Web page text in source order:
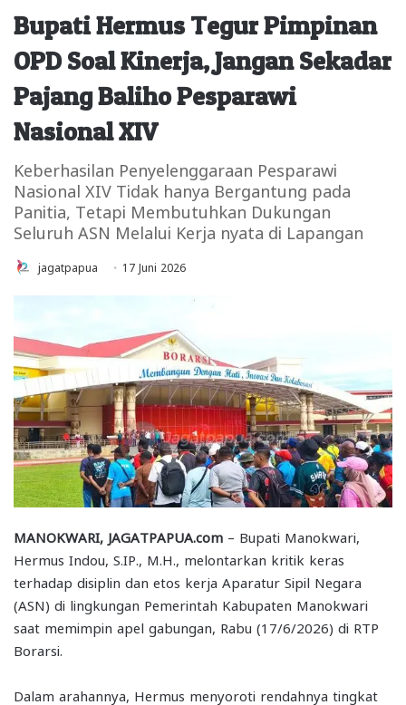
Bupati Hermus Tegur Pimpinan
OPD Soal Kinerja, Jangan Sekadar
Pajang Baliho Pesparawi
Nasional XIV
Keberhasilan Penyelenggaraan Pesparawi
Nasional XIV Tidak hanya Bergantung pada
Panitia, Tetapi Membutuhkan Dukungan
Seluruh ASN Melalui Kerja nyata di Lapangan
jagatpapua 17 Juni 2026
MANOKWARI, JAGATPAPUA.com – Bupati Manokwari,
Hermus Indou, S.IP., M.H., melontarkan kritik keras
terhadap disiplin dan etos kerja Aparatur Sipil Negara
(ASN) di lingkungan Pemerintah Kabupaten Manokwari
saat memimpin apel gabungan, Rabu (17/6/2026) di RTP
Borarsi.
Dalam arahannya, Hermus menyoroti rendahnya tingkat